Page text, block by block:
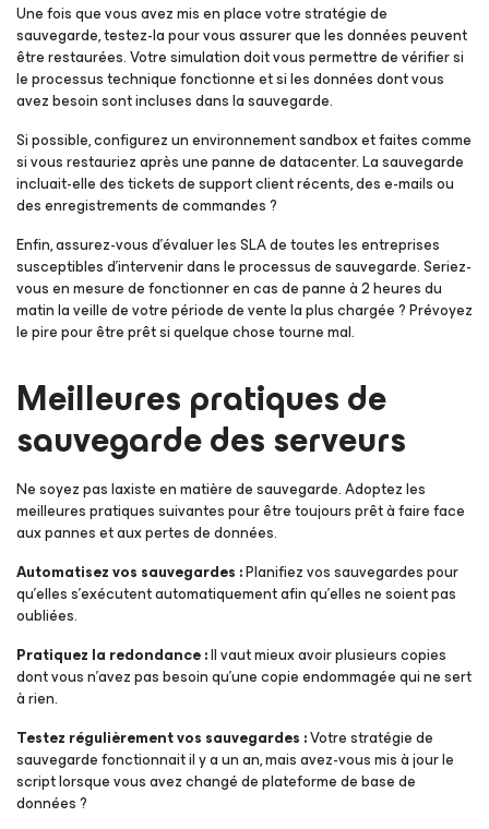
Une fois que vous avez mis en place votre stratégie de
sauvegarde, testez-la pour vous assurer que les données peuvent
être restaurées. Votre simulation doit vous permettre de vérifier si
le processus technique fonctionne et si les données dont vous
avez besoin sont incluses dans la sauvegarde.
Si possible, configurez un environnement sandbox et faites comme
si vous restauriez après une panne de datacenter. La sauvegarde
incluait-elle des tickets de support client récents, des e-mails ou
des enregistrements de commandes ?
Enfin, assurez-vous d’évaluer les SLA de toutes les entreprises
susceptibles d’intervenir dans le processus de sauvegarde. Seriez-
vous en mesure de fonctionner en cas de panne à 2 heures du
matin la veille de votre période de vente la plus chargée ? Prévoyez
le pire pour être prêt si quelque chose tourne mal.
Meilleures pratiques de
sauvegarde des serveurs
Ne soyez pas laxiste en matière de sauvegarde. Adoptez les
meilleures pratiques suivantes pour être toujours prêt à faire face
aux pannes et aux pertes de données.
Automatisez vos sauvegardes :Planifiez vos sauvegardes pour
qu’elles s’exécutent automatiquement afin qu’elles ne soient pas
oubliées.
Pratiquez la redondance :Il vaut mieux avoir plusieurs copies
dont vous n’avez pas besoin qu’une copie endommagée qui ne sert
à rien.
Testez régulièrement vos sauvegardes :Votre stratégie de
sauvegarde fonctionnait il y a un an, mais avez-vous mis à jour le
script lorsque vous avez changé de plateforme de base de
données ?